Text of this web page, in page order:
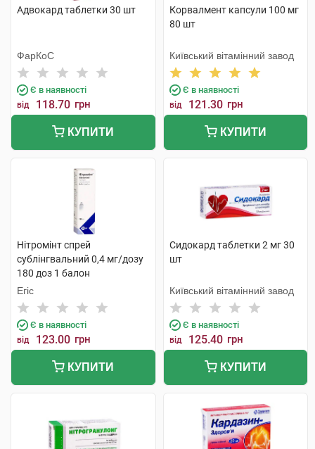
Адвокард таблетки 30 шт
ФарКоС
Є в наявності
від 118.70 грн
КУПИТИ
Корвалмент капсули 100 мг
80 шт
Київський вітамінний завод
Є в наявності
від 121.30 грн
КУПИТИ
Нітромінт спрей
сублінгвальний 0,4 мг/дозу
180 доз 1 балон
Егіс
Є в наявності
від 123.00 грн
КУПИТИ
Сидокард таблетки 2 мг 30
шт
Київський вітамінний завод
Є в наявності
від 125.40 грн
КУПИТИ